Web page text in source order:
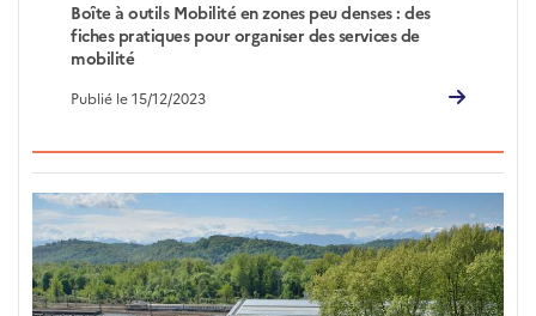
Boîte à outils Mobilité en zones peu denses : des
fiches pratiques pour organiser des services de
mobilité
Publié le 15/12/2023